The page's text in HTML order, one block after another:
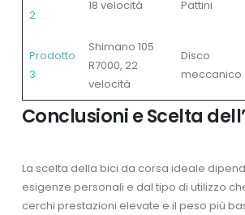
2
18 velocità Pattini
Prodotto
3
Shimano 105
R7000, 22
velocità
Disco
meccanico
Conclusioni e Scelta
La scelta della bici da corsa ideale
esigenze personali e dal tipo di utilizzo
cerchi prestazioni elevate e il peso più